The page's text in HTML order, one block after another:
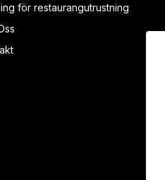
för restaurangutrustning